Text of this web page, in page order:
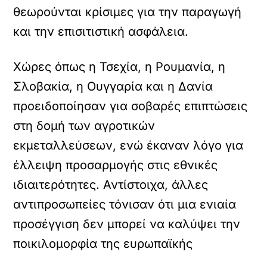
θεωρούνται κρίσιμες για την παραγωγή
και την επισιτιστική ασφάλεια.
Χώρες όπως η Τσεχία, η Ρουμανία, η
Σλοβακία, η Ουγγαρία και η Δανία
προειδοποίησαν για σοβαρές επιπτώσεις
στη δομή των αγροτικών
εκμεταλλεύσεων, ενώ έκαναν λόγο για
έλλειψη προσαρμογής στις εθνικές
ιδιαιτερότητες. Αντίστοιχα, άλλες
αντιπροσωπείες τόνισαν ότι μια ενιαία
προσέγγιση δεν μπορεί να καλύψει την
ποικιλομορφία της ευρωπαϊκής